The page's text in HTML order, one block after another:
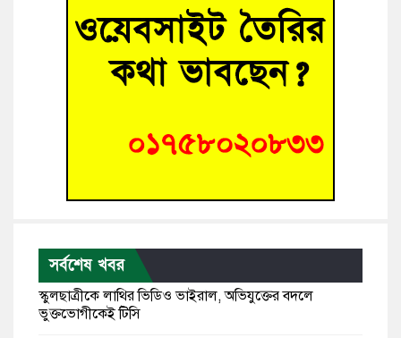
সর্বশেষ খবর
স্কুলছাত্রীকে লাথির ভিডিও ভাইরাল, অভিযুক্তের বদলে
ভুক্তভোগীকেই টিসি